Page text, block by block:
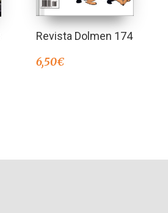
Revista Dolmen 174
6,50€